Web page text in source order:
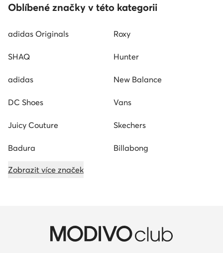
Oblíbené značky v této kategorii
adidas Originals Roxy
SHAQ Hunter
adidas New Balance
DC Shoes Vans
Juicy Couture Skechers
Badura Billabong
Zobrazit více značek